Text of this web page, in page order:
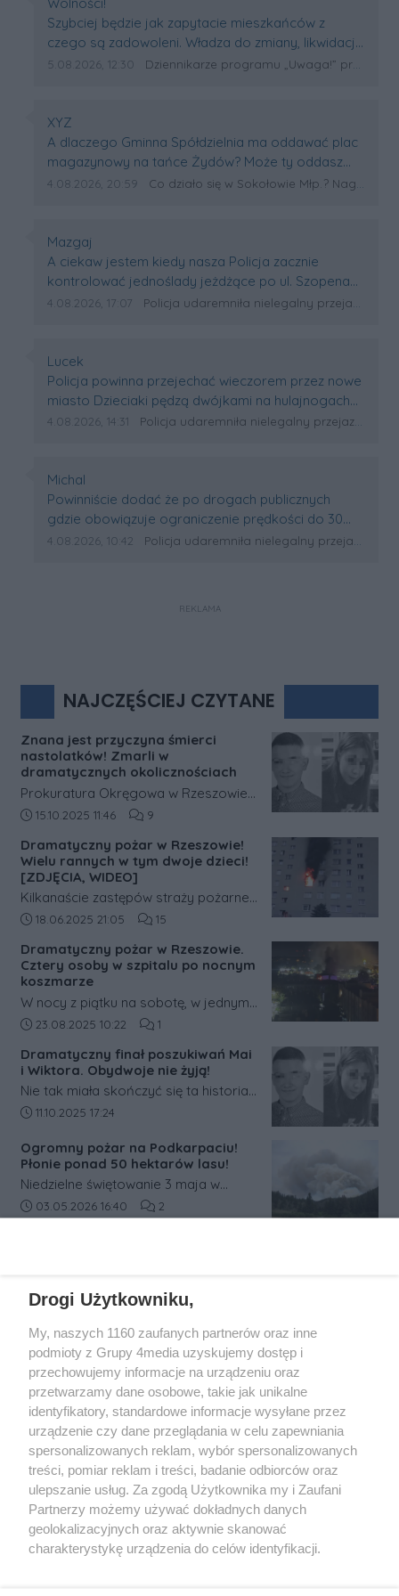
Serdecznie zachęcamy do
wysłuchania rozmowy.
Wolności!
Treść komentarza:
Szybciej będzie jak zapytacie mieszkańców z
czego są zadowoleni. Władza do zmiany, likwidacja
powstałych stanowisk pracy w urzędach od picu,
pieniędzy przez co podatki rosną w
zastraszającym tempie itp itd. Tego jest w brud i
każdy znajdzie jeszcze nie jedno co można zmienić.
Data dodania komentarza:
5.08.2026, 12:30 Źródło komentarza:
Dziennikarze programu „Uwaga!” przyjadą do Rzeszowa. Spotkaj się z nimi na Rynku
Autor komentarza:
XYZ
Treść komentarza:
A dlaczego Gminna Spółdzielnia ma oddawać plac
magazynowy na tańce Żydów? Może ty oddasz
swoje podwórko na tańce Żydów do rana?
Data dodania komentarza:
4.08.2026, 20:59 Źródło komentarza:
Co działo się w Sokołowie Młp.? Nagranie tańczących Chasydów obiegło Internet [WIDEO]
Autor komentarza:
Mazgaj
Treść komentarza:
A ciekaw jestem kiedy nasza Policja zacznie
kontrolować jednoślady jeżdżące po ul. Szopena
ryczące w dzień i w nocy wzdłuż szpitala gdzie
rozregulowanych tłumików u psychopatów za
kółkiem jeżdżących po ul. Słowackiego i okolicy a
także po innych ulicach ? Czyżby łatwiej było
osaczyć małolatów a lepiej nie tykać tych, którzy
Rzeszowem ? Ktoś odpowie ? coś ? ...
Data dodania komentarza:
4.08.2026, 17:07 Źródło komentarza:
Policja udaremniła nielegalny przejazd hulajnóg w Rzeszowie. Posypały się mandaty
Autor komentarza:
Lucek
Treść komentarza:
Policja powinna przejechać wieczorem przez nowe
miasto Dzieciaki pędzą dwójkami na hulajnogach
trzeba uważać i uciekać bo strach stanąć na
codzienność
Data dodania komentarza:
4.08.2026, 14:31 Źródło komentarza:
Policja udaremniła nielegalny przejazd hulajnóg w Rzeszowie. Posypały się mandaty
Autor komentarza:
Michal
Treść komentarza:
Powinniście dodać że po drogach publicznych
gdzie obowiązuje ograniczenie prędkości do 30
km/h po innych w ogóle nie można jeździć
Data dodania komentarza:
4.08.2026, 10:42 Źródło komentarza:
Policja udaremniła nielegalny przejazd hulajnóg w Rzeszowie. Posypały się mandaty
REKLAMA
NAJCZĘŚCIEJ CZYTANE
Znana jest przyczyna śmierci
nastolatków! Zmarli w
dramatycznych okolicznościach
Prokuratura Okręgowa w Rzeszowie
podała nowe informacje dotyczące
dwojga nastolatków – 14-letniej Mai i
15-letniego Wiktora.
Data dodania artykułu:
15.10.2025 11:46 Liczba komentarzy artykułu:
9
Dramatyczny pożar w Rzeszowie!
Wielu rannych w tym dwoje dzieci!
[ZDJĘCIA, WIDEO]
Kilkanaście zastępów straży pożarnej
walczy z dużym, rozwiniętym pożarem
Rzeszowie. Ludzie nie mogą wydostać
się z klatki.
Data dodania artykułu:
18.06.2025 21:05 Liczba komentarzy artykułu:
15
Dramatyczny pożar w Rzeszowie.
Cztery osoby w szpitalu po nocnym
koszmarze
W nocy z piątku na sobotę, w jednym
z bloków mieszkalnych przy ulicy
wybuchł groźny pożar. Walka z
żywiołem trwała blisko trzy godziny, a
w jej wyniku cztery osoby trafiły do
szpitala.
Data dodania artykułu:
23.08.2025 10:22 Liczba komentarzy artykułu:
1
Dramatyczny finał poszukiwań Mai
i Wiktora. Obydwoje nie żyją!
Nie tak miała skończyć się ta historia.
Tysiące internautów, a w terenie
w Rzeszowie przy wsparciu
policjantów z Komendy Wojewódzkiej
Policji w Rzeszowie oraz strażaków
od wczoraj poszukiwało zaginionych:
Data dodania artykułu:
11.10.2025 17:24
Ogromny pożar na Podkarpaciu!
Płonie ponad 50 hektarów lasu!
Niedzielne świętowanie 3 maja w
regionie tarnobrzeskim zostało
przerwane przez groźny żywioł. Na
pożar lasu, który błyskawicznie objął
poważna, a warunki terenowe
sprawiają, że walka z ogniem
przypomina starcie z „niewidzialnym
przeciwnikiem”.
Data dodania artykułu:
03.05.2026 16:40 Liczba komentarzy artykułu:
2
Wydawcą rzeszow-info.pljest:
FUNDACJA MEDIÓW NIEZALEŻNYCH LIBERTAS
ul. Kopernika 10, 35-002 Rzeszów
e-mail:redakcja@rzeszow-info.pl
Drogi Użytkowniku,
My, naszych 1160 zaufanych partnerów oraz inne
podmioty z Grupy 4media uzyskujemy dostęp i
przechowujemy informacje na urządzeniu oraz
przetwarzamy dane osobowe, takie jak unikalne
identyfikatory, standardowe informacje wysyłane przez
urządzenie czy dane przeglądania w celu zapewniania
spersonalizowanych reklam, wybór spersonalizowanych
treści, pomiar reklam i treści, badanie odbiorców oraz
ulepszanie usług. Za zgodą Użytkownika my i Zaufani
Partnerzy możemy używać dokładnych danych
geolokalizacyjnych oraz aktywnie skanować
charakterystykę urządzenia do celów identyfikacji.